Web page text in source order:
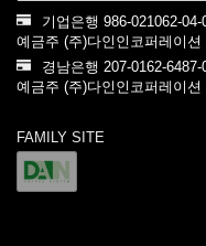
기업은행 986-021062-04-
예금주 (주)다인인코퍼레이션
경남은행 207-0162-6487-
예금주 (주)다인인코퍼레이션
FAMILY SITE